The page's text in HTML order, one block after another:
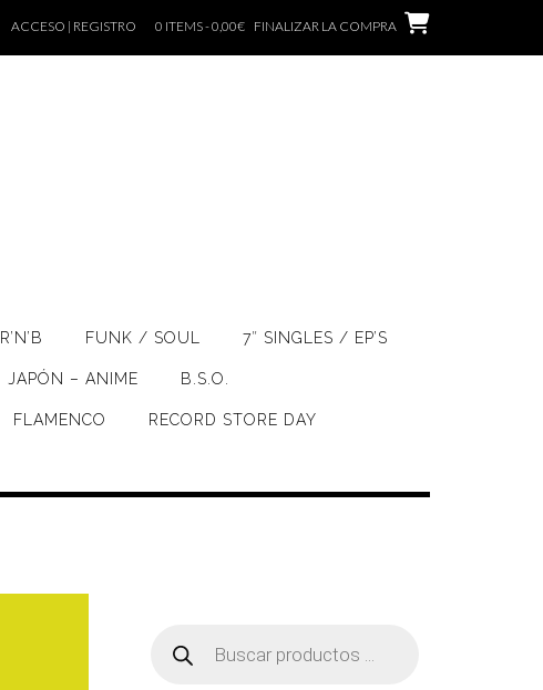
ACCESO | REGISTRO 0 ITEMS - 0,00€ FINALIZAR LA COMPRA
R’N’B FUNK / SOUL 7″ SINGLES / EP’S
JAPÓN – ANIME B.S.O.
FLAMENCO RECORD STORE DAY
productos